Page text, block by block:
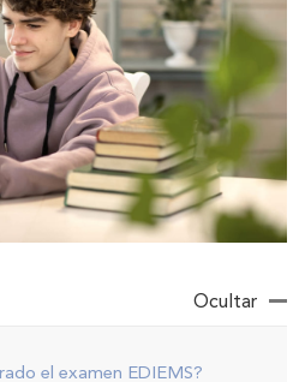
Ocultar
el examen EDIEMS?